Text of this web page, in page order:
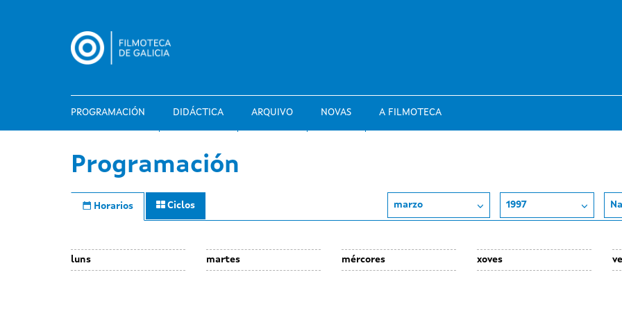
PROGRAMACIÓN DIDÁCTICA ARQUIVO NOVAS A FILMOTECA
Programación
Horarios Ciclos marzo 1997
luns martes mércores xoves